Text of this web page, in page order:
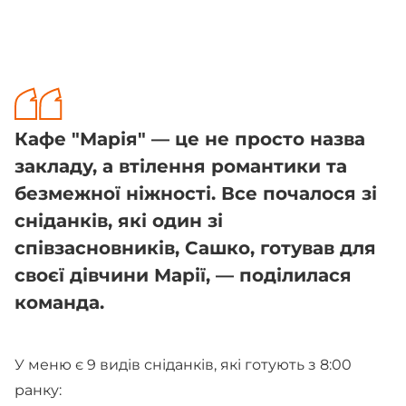
Кафе "Марія" — це не просто назва
закладу, а втілення романтики та
безмежної ніжності. Все почалося зі
сніданків, які один зі
співзасновників, Сашко, готував для
своєї дівчини Марії, — поділилася
команда.
У меню є 9 видів сніданків, які готують з 8:00
ранку: